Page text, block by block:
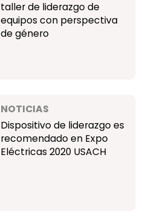
taller de liderazgo de
equipos con perspectiva
de género
NOTICIAS
Dispositivo de liderazgo es
recomendado en Expo
Eléctricas 2020 USACH